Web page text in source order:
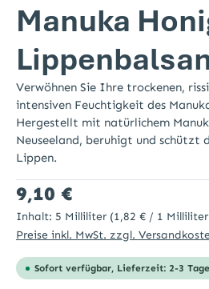
Manuka
Verwöhnen Sie Ihre trockenen,
intensiven Feuchtigkeit des
Hergestellt mit natürlichem
Neuseeland, beruhigt und schützt
Lippen.
Regulärer Preis:
9,10 €
Inhalt: 5 Milliliter (1,82 € / 1
Preise inkl. MwSt. zzgl.
Sofort verfügbar, Lieferzeit: 2-3 Tage